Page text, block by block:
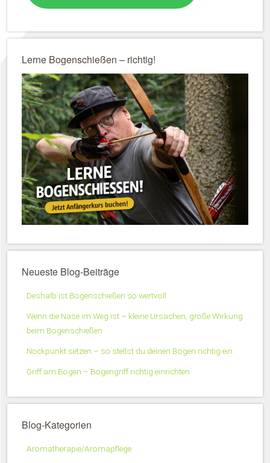
Lerne Bogenschießen – richtig!
Neueste Blog-Beiträge
Deshalb ist Bogenschießen so wertvoll
Wenn die Nase im Weg ist – kleine Ursachen, große Wirkung
beim Bogenschießen
Nockpunkt setzen – so stellst du deinen Bogen richtig ein
Griff am Bogen – Bogengriff richtig einrichten
Blog-Kategorien
Aromatherapie/Aromapflege